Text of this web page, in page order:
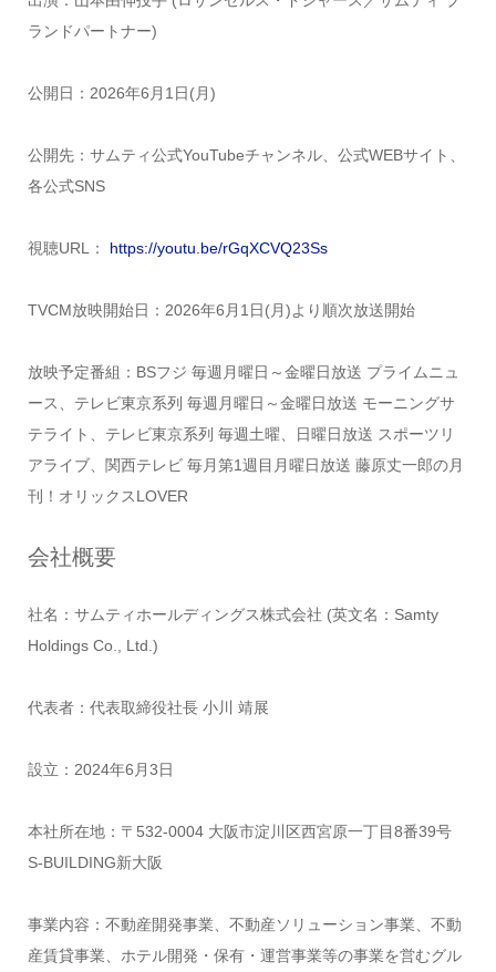
ランドパートナー)
公開日：2026年6月1日(月)
公開先：サムティ公式YouTubeチャンネル、公式WEBサイト、
各公式SNS
視聴URL： https://youtu.be/rGqXCVQ23Ss
TVCM放映開始日：2026年6月1日(月)より順次放送開始
放映予定番組：BSフジ 毎週月曜日～金曜日放送 プライムニュ
ース、テレビ東京系列 毎週月曜日～金曜日放送 モーニングサ
テライト、テレビ東京系列 毎週土曜、日曜日放送 スポーツリ
アライブ、関西テレビ 毎月第1週目月曜日放送 藤原丈一郎の月
刊！オリックスLOVER
会社概要
社名：サムティホールディングス株式会社 (英文名：Samty
Holdings Co., Ltd.)
代表者：代表取締役社長 小川 靖展
設立：2024年6月3日
本社所在地：〒532-0004 大阪市淀川区西宮原一丁目8番39号
S-BUILDING新大阪
事業内容：不動産開発事業、不動産ソリューション事業、不動
産賃貸事業、ホテル開発・保有・運営事業等の事業を営むグル